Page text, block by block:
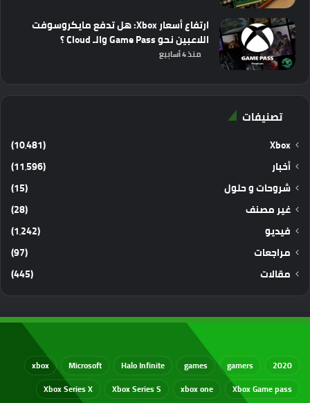
ارتفاع أسعار Xbox: هل تدفع مايكروسوفت
اللاعبين نحو Game Pass والـ Cloud ؟
منذ 4 أسابيع
تصنيفات
Xbox
(10٬481)
أخبار
(11٬596)
شروحات و حلول
(15)
غير مصنف
(28)
فيديو
(1٬242)
مراجعات
(97)
مقالات
(445)
2020
gamers
games
Halo Infinite
Microsoft
xbox
Xbox Game pass
xbox one
Xbox Series S
Xbox Series X